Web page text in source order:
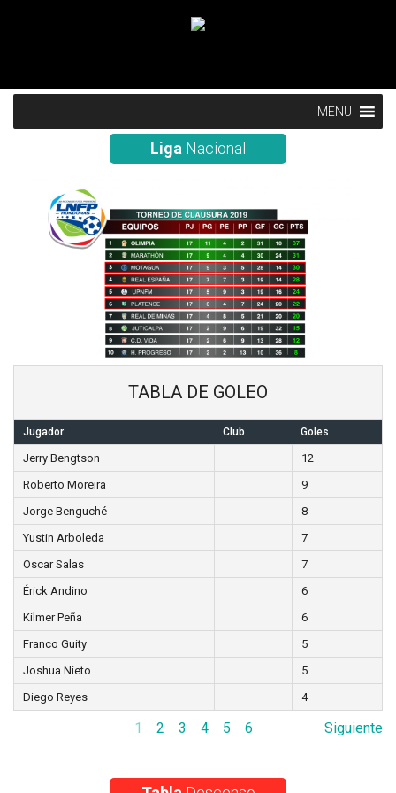
MENU
Liga Nacional
TABLA DE GOLEO
Jugador Club Goles
Jerry Bengtson
12
Roberto Moreira
9
Jorge Benguché
8
Yustin Arboleda
7
Oscar Salas
7
Érick Andino
6
Kilmer Peña
6
Franco Guity
5
Joshua Nieto
5
Diego Reyes
4
1 2 3 4 5 6 Siguiente